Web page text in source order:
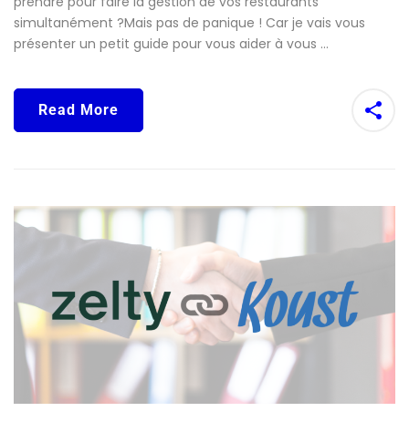
simultanément ?Mais pas de panique ! Car je vais vous
présenter un petit guide pour vous aider à vous …
Read More